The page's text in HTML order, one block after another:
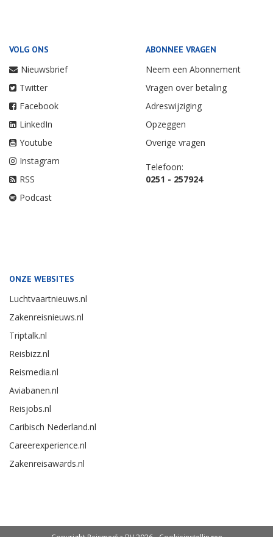
VOLG ONS
Nieuwsbrief
Twitter
Facebook
LinkedIn
Youtube
Instagram
RSS
Podcast
ABONNEE VRAGEN
Neem een Abonnement
Vragen over betaling
Adreswijziging
Opzeggen
Overige vragen
Telefoon:
0251 - 257924
ONZE WEBSITES
Luchtvaartnieuws.nl
Zakenreisnieuws.nl
Triptalk.nl
Reisbizz.nl
Reismedia.nl
Aviabanen.nl
Reisjobs.nl
Caribisch Nederland.nl
Careerexperience.nl
Zakenreisawards.nl